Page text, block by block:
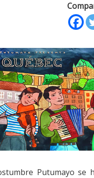
Putumayo se